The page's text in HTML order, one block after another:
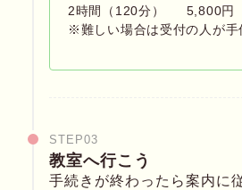
2時間（120分） 5,800円
※難しい場合は受付の人が手
STEP03
教室へ行こう
手続きが終わったら案内に